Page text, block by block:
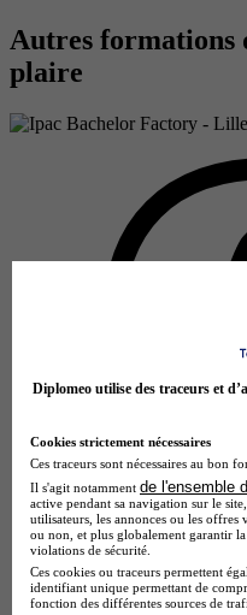
Autres formations
plaire
Diplomeo utilise des traceurs et
Cookies strictement nécessaires
Ces traceurs sont nécessaires au bon
Il s'agit notamment de l'ensemble
active pendant sa navigation sur le
utilisateurs, les annonces ou les
ou non, et plus globalement garantir
violations de sécurité.
Ces cookies ou traceurs permettent
identifiant unique permettant de
fonction des différentes sources de